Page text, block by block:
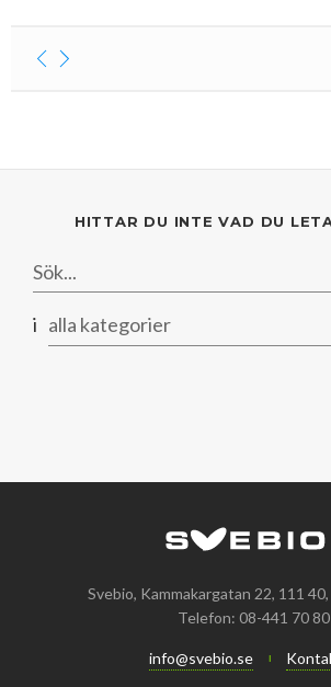
HITTAR DU INTE VAD DU
i alla kategorier
Svebio, Kammakargatan 22, 111
Telefon: 08-441 70 80
info@svebio.se